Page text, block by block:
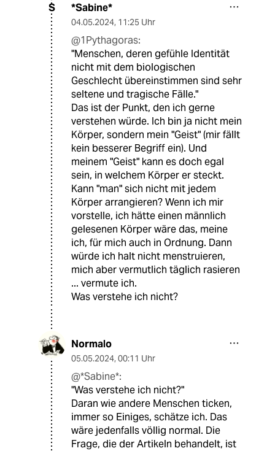
S *Sabine*
04.05.2024, 11:25 Uhr
@1Pythagoras:
"Menschen, deren gefühle Identität
nicht mit dem biologischen
Geschlecht übereinstimmen sind sehr
seltene und tragische Fälle."
Das ist der Punkt, den ich gerne
verstehen würde. Ich bin ja nicht mein
Körper, sondern mein "Geist" (mir fällt
kein besserer Begriff ein). Und
meinem "Geist" kann es doch egal
sein, in welchem Körper er steckt.
Kann "man" sich nicht mit jedem
Körper arrangieren? Wenn ich mir
vorstelle, ich hätte einen männlich
gelesenen Körper wäre das, meine
ich, für mich auch in Ordnung. Dann
würde ich halt nicht menstruieren,
mich aber vermutlich täglich rasieren
... vermute ich.
Was verstehe ich nicht?
Normalo
05.05.2024, 00:11 Uhr
@*Sabine*:
"Was verstehe ich nicht?"
Daran wie andere Menschen ticken,
immer so Einiges, schätze ich. Das
wäre jedenfalls völlig normal. Die
Frage, die der Artikeln behandelt, ist